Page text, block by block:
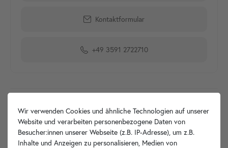
Kontaktformular
+49 3591 2722710
Artikelbeschreibung
Wir verwenden Cookies und ähnliche Technologien auf unserer
Website und verarbeiten personenbezogene Daten von
Besucher:innen unserer Webseite (z.B. IP-Adresse), um z.B.
Inhalte und Anzeigen zu personalisieren, Medien von